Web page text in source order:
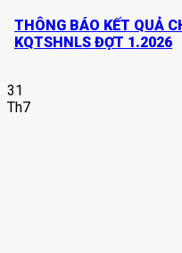
THÔNG BÁO KẾT QUẢ
KQTSHNLS ĐỢT 1.2026
31
Th7